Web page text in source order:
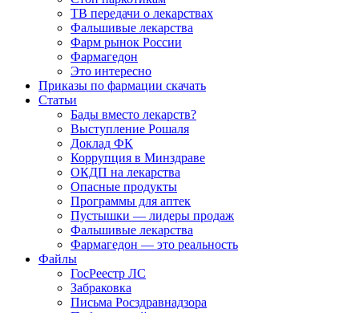
ТВ передачи о лекарствах
Фальшивые лекарства
Фарм рынок России
Фармагедон
Это интересно
Приказы по фармации скачать
Статьи
Бады вместо лекарств?
Выступление Рошаля
Доклад ФК
Коррупция в Минздраве
ОКДП на лекарства
Опасные продукты
Программы для аптек
Пустышки — лидеры продаж
Фальшивые лекарства
Фармагедон — это реальность
Файлы
ГосРеестр ЛС
Забраковка
Письма Росздравнадзора